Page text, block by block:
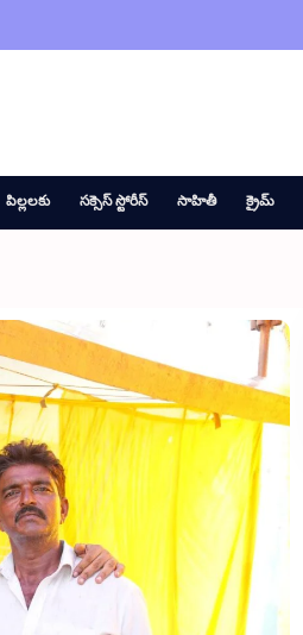
పిల్లలకు సక్సెస్ స్టోరీస్ సాహితీ క్రైమ్